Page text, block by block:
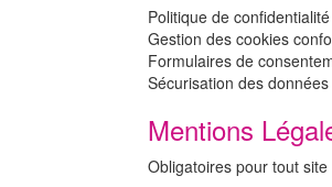
Politique de
Gestion des cookies
Formulaires de
Sécurisation des données
Mentions
Obligatoires pour tout